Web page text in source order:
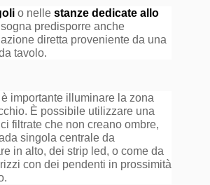
o nelle stanze dedicate allo
predisporre anche
diretta proveniente da una
tavolo.
è importante illuminare la zona
È possibile utilizzare una
filtrate che non creano ombre,
singola centrale da
in alto, dei strip led, o come da
con dei pendenti in prossimità